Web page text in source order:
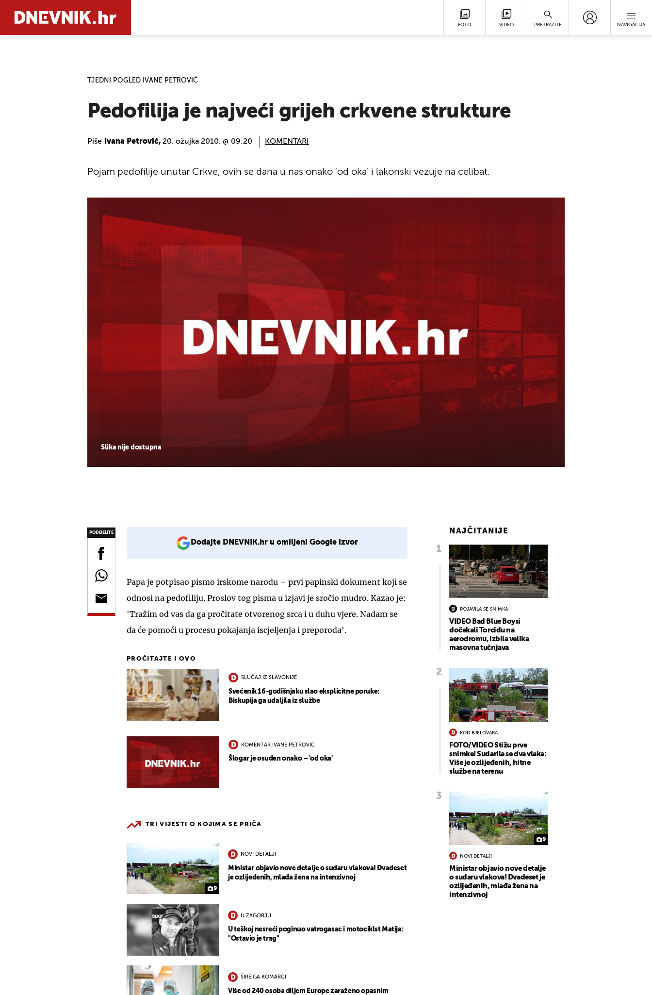
FOTO VIDEO PRETRAŽITE NAVIGACIJA
TJEDNI POGLED IVANE PETROVIĆ
Pedofilija je najveći grijeh crkvene strukture
Piše Ivana Petrović, 20. ožujka 2010. @ 09:20 KOMENTARI
Slika nije dostupna
Pojam pedofilije unutar Crkve, ovih se dana u nas onako 'od oka' i lakonski vezuje na celibat.
PODIJELITE
Dodajte DNEVNIK.hr u omiljeni Google izvor
Papa je potpisao pismo irskome narodu – prvi papinski dokument koji se
odnosi na pedofiliju. Proslov tog pisma u izjavi je sročio mudro. Kazao je:
'Tražim od vas da ga pročitate otvorenog srca i u duhu vjere. Nadam se
da će pomoći u procesu pokajanja iscjeljenja i preporoda'.
PROČITAJTE I OVO
SLUČAJ IZ SLAVONIJE
Svećenik 16-godišnjaku slao eksplicitne poruke:
Biskupija ga udaljila iz službe
KOMENTAR IVANE PETROVIĆ
Šlogar je osuđen onako – 'od oka'
TRI VIJESTI O KOJIMA SE PRIČA
9
NOVI DETALJI
Ministar objavio nove detalje o sudaru vlakova! Dvadeset
je ozlijeđenih, mlađa žena na intenzivnoj
U ZAGORJU
U teškoj nesreći poginuo vatrogasac i motociklst Matija:
"Ostavio je trag"
ŠIRE GA KOMARCI
Više od 240 osoba diljem Europe zaraženo opasnim
NAJČITANIJE
POJAVILA SE SNIMKA
VIDEO Bad Blue Boysi
dočekali Torcidu na
aerodromu, izbila velika
masovna tučnjava
KOD BJELOVARA
FOTO/VIDEO Stižu prve
snimke! Sudarila se dva vlaka:
Više je ozlijeđenih, hitne
službe na terenu
9
NOVI DETALJI
Ministar objavio nove detalje
o sudaru vlakova! Dvadeset je
ozlijeđenih, mlađa žena na
intenzivnoj